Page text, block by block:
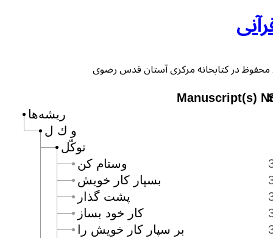
ریشه‌ها
و ك ل
توكّل
وستام كن
بسپار كار خويش
پشت گذار
كار خود بساز
بر سپار كار خويش را
Manuscript(s)